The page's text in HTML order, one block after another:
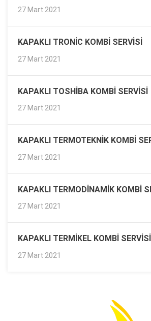
27 Mart 2021
KAPAKLI TRONIC KOMBI SERVISI
27 Mart 2021
KAPAKLI TOSHIBA KOMBI SERVISI
27 Mart 2021
KAPAKLI TERMOTEKNIK KOMBI
27 Mart 2021
KAPAKLI TERMODINAMIK KOMBI
27 Mart 2021
KAPAKLI TERMIKEL KOMBI SERVISI
27 Mart 2021